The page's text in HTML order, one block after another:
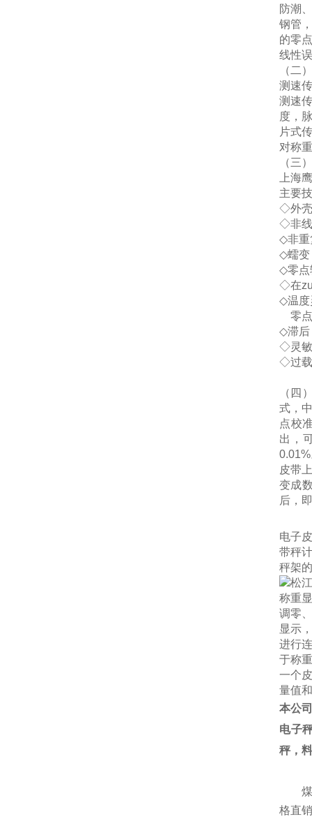
防潮
钢管
的零
线性
（ 二）
测速
测速
度，
片式
对称
（三）
上海
主要
◇外
◇非
◇非
◇蠕变
◇零
◇在
◇温
零
◇滞后
◇灵
◇过
（ 四
式，
点校
出，
0.01%
皮带
变成
后，
电子
带秤
秤架
称重
调零
显示
进行
于称
一个
量值
本公
电子
秤，
格直